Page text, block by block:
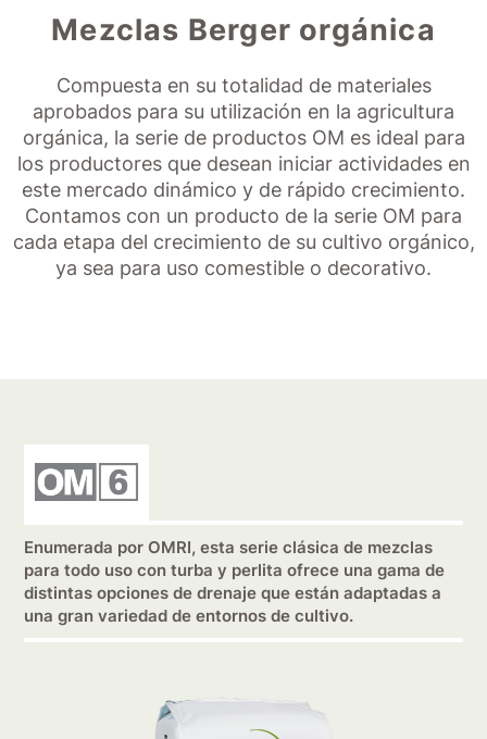
Mezclas Berger orgánica
Compuesta en su totalidad de materiales
aprobados para su utilización en la agricultura
orgánica, la serie de productos OM es ideal para
los productores que desean iniciar actividades en
este mercado dinámico y de rápido crecimiento.
Contamos con un producto de la serie OM para
cada etapa del crecimiento de su cultivo orgánico,
ya sea para uso comestible o decorativo.
Enumerada por OMRI, esta serie clásica de mezclas
para todo uso con turba y perlita ofrece una gama de
distintas opciones de drenaje que están adaptadas a
una gran variedad de entornos de cultivo.